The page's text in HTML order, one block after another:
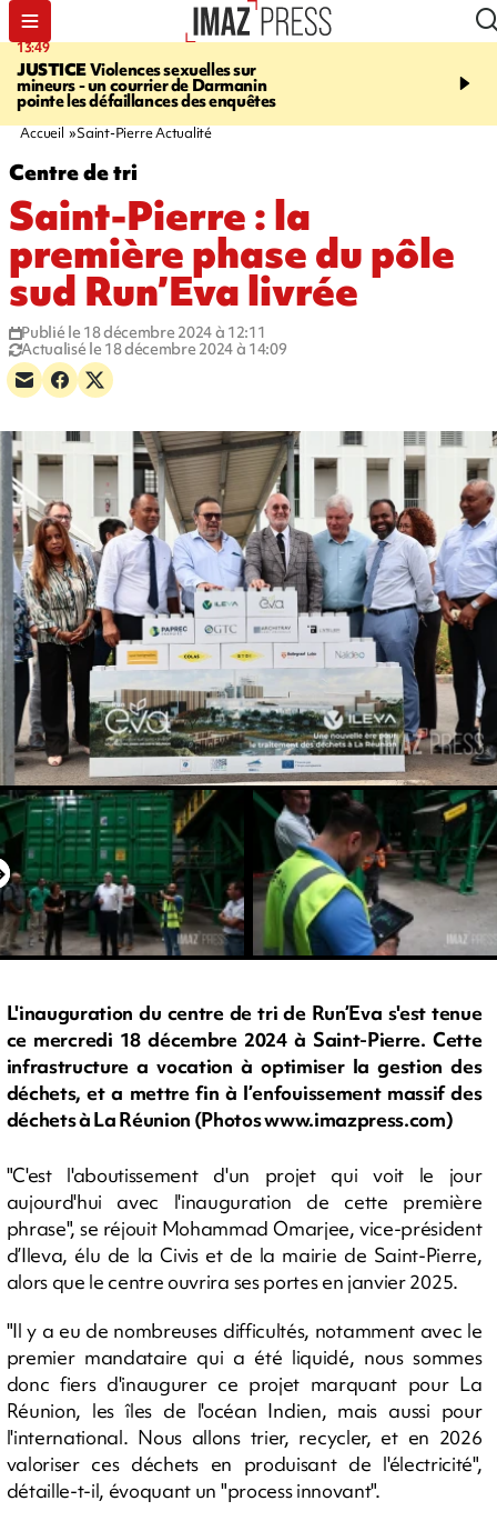
13:49
JUSTICEViolences sexuelles sur
mineurs - un courrier de Darmanin
pointe les défaillances des enquêtes
11:43
accident après le virage
Accueil Saint-Pierre Actualité
Centre de tri
Saint-Pierre : la
première phase du pôle
sud Run’Eva livrée
Publié le 18 décembre 2024 à 12:11
Actualisé le 18 décembre 2024 à 14:09
L'inauguration du centre de tri de Run’Eva s'est tenue
ce mercredi 18 décembre 2024 à Saint-Pierre. Cette
infrastructure a vocation à optimiser la gestion des
déchets, et a mettre fin à l’enfouissement massif des
déchets à La Réunion (Photos www.imazpress.com)
"C'est l'aboutissement d'un projet qui voit le jour
aujourd'hui avec l'inauguration de cette première
phrase", se réjouit Mohammad Omarjee, vice-président
d’Ileva, élu de la Civis et de la mairie de Saint-Pierre,
alors que le centre ouvrira ses portes en janvier 2025.
"Il y a eu de nombreuses difficultés, notamment avec le
premier mandataire qui a été liquidé, nous sommes
donc fiers d'inaugurer ce projet marquant pour La
Réunion, les îles de l'océan Indien, mais aussi pour
l'international. Nous allons trier, recycler, et en 2026
valoriser ces déchets en produisant de l'électricité",
détaille-t-il, évoquant un "process innovant".